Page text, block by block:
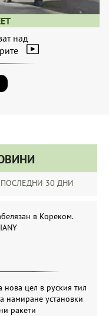
над
ПОСЛЕДНИ 30 ДНИ
в Кореком.
нова цел в руския тил
намиране установки
ракети